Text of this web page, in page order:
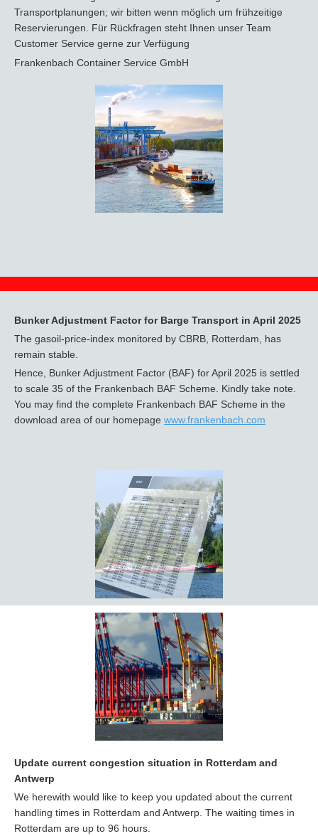
Transportplanungen; wir bitten wenn möglich um frühzeitige
Reservierungen. Für Rückfragen steht Ihnen unser Team
Customer Service gerne zur Verfügung
Frankenbach Container Service GmbH
Bunker Adjustment Factor for Barge Transport in April 2025
The gasoil-price-index monitored by CBRB, Rotterdam, has
remain stable.
Hence, Bunker Adjustment Factor (BAF) for April 2025 is settled
to scale 35 of the Frankenbach BAF Scheme. Kindly take note.
You may find the complete Frankenbach BAF Scheme in the
download area of our homepage www.frankenbach.com
Update current congestion situation in Rotterdam and
Antwerp
We herewith would like to keep you updated about the current
handling times in Rotterdam and Antwerp. The waiting times in
Rotterdam are up to 96 hours.